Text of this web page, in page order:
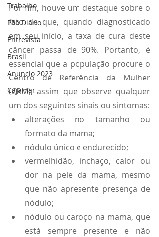
Trabalho
Pão Diário
Entrevista
Brasil
Anuncio 2023
Cajamar
Por fim, houve um destaque sobre o
fato de que, quando diagnosticado
em seu início, a taxa de cura deste
câncer passa de 90%. Portanto, é
essencial que a população procure o
Centro de Referência da Mulher
(CRM), assim que observe qualquer
um dos seguintes sinais ou sintomas:
alterações no tamanho ou
formato da mama;
nódulo único e endurecido;
vermelhidão, inchaço, calor ou
dor na pele da mama, mesmo
que não apresente presença de
nódulo;
nódulo ou caroço na mama, que
está sempre presente e não